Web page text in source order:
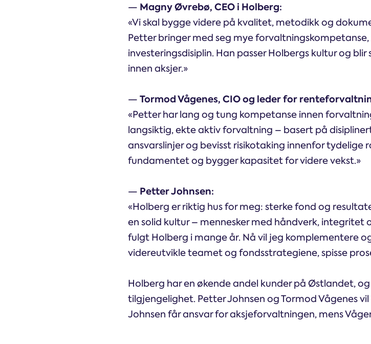
— Magny Øvrebø, CEO i Holberg:
«Vi skal bygge videre på kvalitet, metodikk og
Petter bringer med seg mye
investeringsdisiplin. Han passer Holbergs kultur og
innen aksjer.»
— Tormod Vågenes, CIO og leder for
«Petter har lang og tung kompetanse innen
langsiktig, ekte aktiv forvaltning – basert på
ansvarslinjer og bevisst risikotaking innenfor tydelige
fundamentet og bygger kapasitet for videre vekst.»
— Petter Johnsen:
«Holberg er riktig hus for meg: sterke fond og
en solid kultur – mennesker med håndverk, integritet
fulgt Holberg i mange år. Nå vil jeg komplementere
videreutvikle teamet og fondsstrategiene, spisse
Holberg har en økende andel kunder på Østlandet,
tilgjengelighet. Petter Johnsen og Tormod Vågenes
Johnsen får ansvar for aksjeforvaltningen, mens